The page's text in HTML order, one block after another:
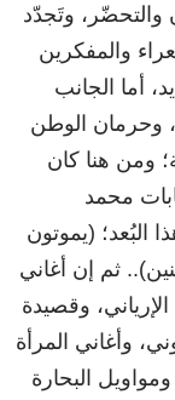
والتحضّر، وتَجدّد
والمفكرين
أما الجانب
وحرمان الوطن
ومن هنا كان
محمد
البُعد؛ (يموتون
ثم إن أغاني
وقصيدة
وأغاني المرأة
البحارة